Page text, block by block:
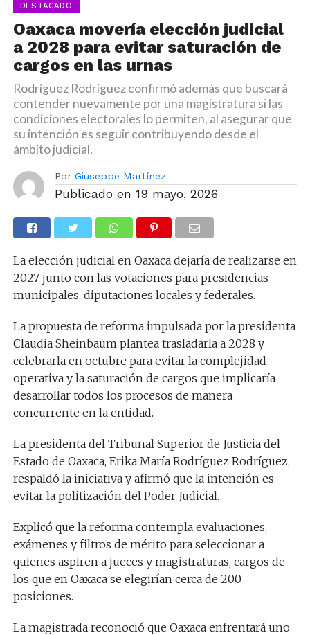
DESTACADO
Oaxaca movería elección judicial
a 2028 para evitar saturación de
cargos en las urnas
Rodríguez Rodríguez confirmó además que buscará
contender nuevamente por una magistratura si las
condiciones electorales lo permiten, al asegurar que
su intención es seguir contribuyendo desde el
ámbito judicial.
Por Giuseppe Martínez
Publicado en 19 mayo, 2026
La elección judicial en Oaxaca dejaría de realizarse en
2027 junto con las votaciones para presidencias
municipales, diputaciones locales y federales.
La propuesta de reforma impulsada por la presidenta
Claudia Sheinbaum plantea trasladarla a 2028 y
celebrarla en octubre para evitar la complejidad
operativa y la saturación de cargos que implicaría
desarrollar todos los procesos de manera
concurrente en la entidad.
La presidenta del Tribunal Superior de Justicia del
Estado de Oaxaca, Erika María Rodríguez Rodríguez,
respaldó la iniciativa y afirmó que la intención es
evitar la politización del Poder Judicial.
Explicó que la reforma contempla evaluaciones,
exámenes y filtros de mérito para seleccionar a
quienes aspiren a jueces y magistraturas, cargos de
los que en Oaxaca se elegirían cerca de 200
posiciones.
La magistrada reconoció que Oaxaca enfrentará uno